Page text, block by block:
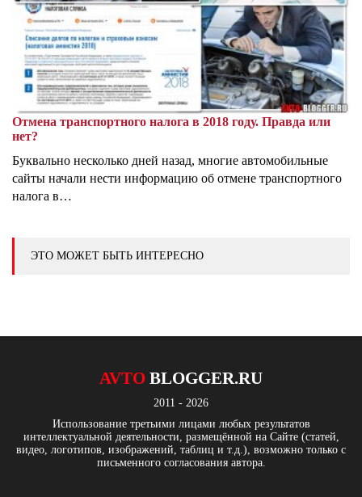
Отмена транспортного налога в 2018 году. Правда или
нет?
Буквально несколько дней назад, многие автомобильные
сайты начали нести информацию об отмене транспортного
налога в…
ЭТО МОЖЕТ БЫТЬ ИНТЕРЕСНО
AVTO BLOGGER.RU
2011 - 2026
Использование третьими лицами любых результатов
интеллектуальной деятельности, размещённой на Сайте (статей,
видео, логотипов, изображений, таблиц и т.д.), возможно только с
письменного согласования автора.